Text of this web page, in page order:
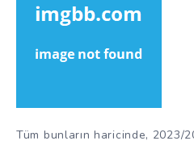
Tüm bunların haricinde, 2023/